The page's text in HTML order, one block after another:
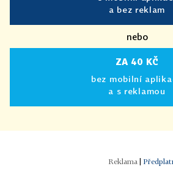
a bez reklam
nebo
ZA 40 KČ
bez mobilní
a s reklamou